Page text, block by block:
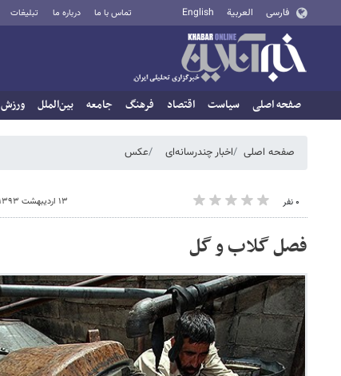
فارسی العربية English تماس با ما درباره ما تبلیغات
صفحه اصلی سیاست اقتصاد فرهنگ جامعه بین‌الملل ورزش
صفحه اصلی اخبار چندرسانه‌ای عکس
۰ نفر ۱۳ اردیبهشت ۱۳۹۳ - ۰۸:۰۵
فصل گلاب و گل